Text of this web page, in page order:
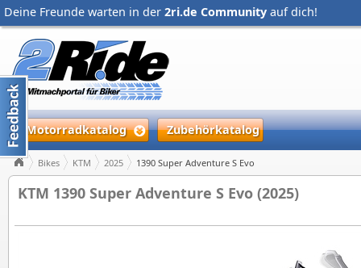
Deine Freunde warten in der 2ri.de Community auf dich!
Motorradkatalog Zubehörkatalog
Bikes KTM 2025 1390 Super Adventure S Evo
KTM 1390 Super Adventure S Evo (2025)